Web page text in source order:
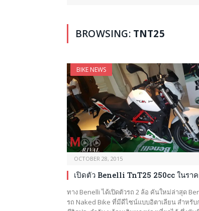
BROWSING: TNT25
BIKE NEWS
OCTOBER 28, 2015
เปิดตัว Benelli TnT25 250cc ในรา
ทาง Benelli ได้เปิดตัวรถ 2 ล้อ คันใหม่ล่าสุด
รถ Naked Bike ที่มีดีไซน์แบบอิตาเลียน สำหรับ